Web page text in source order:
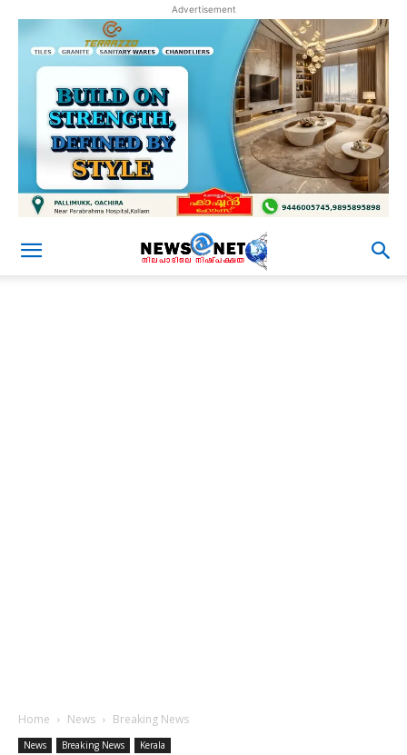
Advertisement
Home News Breaking News
News Breaking News Kerala